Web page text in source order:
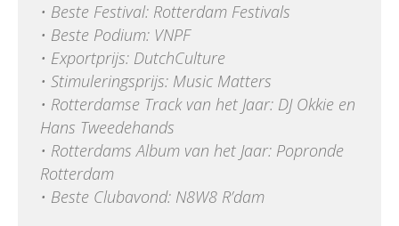
• Beste Festival: Rotterdam Festivals
• Beste Podium: VNPF
• Exportprijs: DutchCulture
• Stimuleringsprijs: Music Matters
• Rotterdamse Track van het Jaar: DJ Okkie en
Hans Tweedehands
• Rotterdams Album van het Jaar: Popronde
Rotterdam
• Beste Clubavond: N8W8 R’dam